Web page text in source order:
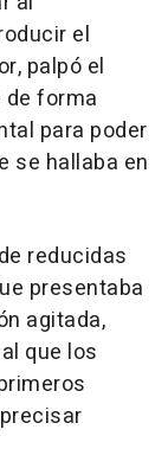
el
palpó el
de forma
para poder
se hallaba en
reducidas
presentaba
agitada,
que los